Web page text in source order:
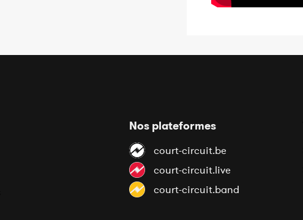
Nos plateformes
court-circuit.be
court-circuit.live
court-circuit.band